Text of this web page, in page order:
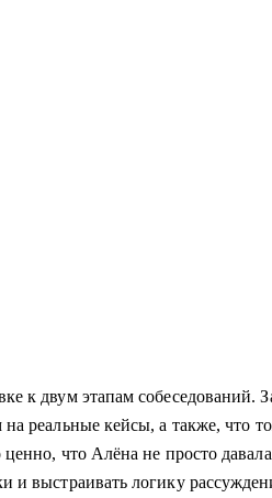
к двум этапам собеседований.
реальные кейсы, а также, что
что Алёна не просто
и выстраивать логику